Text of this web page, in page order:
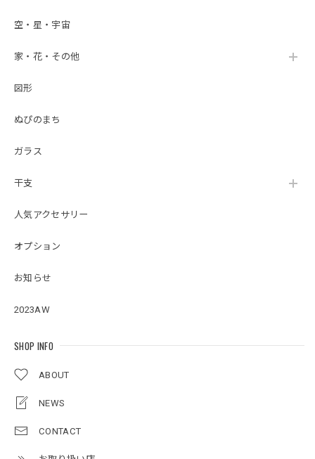
空・星・宇宙
家・花・その他
図形
ぬぴのまち
ガラス
干支
人気アクセサリー
オプション
お知らせ
2023AW
SHOP INFO
ABOUT
NEWS
CONTACT